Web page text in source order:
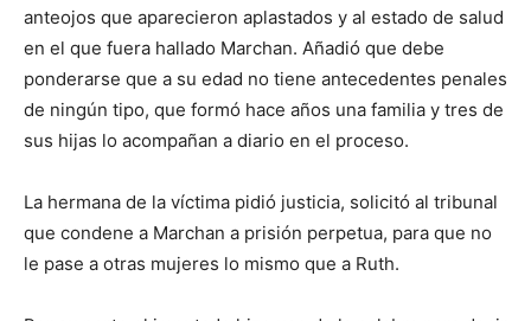
anteojos que aparecieron aplastados y al estado de salud
en el que fuera hallado Marchan. Añadió que debe
ponderarse que a su edad no tiene antecedentes penales
de ningún tipo, que formó hace años una familia y tres de
sus hijas lo acompañan a diario en el proceso.
La hermana de la víctima pidió justicia, solicitó al tribunal
que condene a Marchan a prisión perpetua, para que no
le pase a otras mujeres lo mismo que a Ruth.